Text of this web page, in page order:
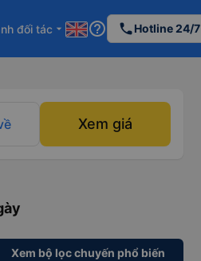
đối tác arrow_drop_down help_outline phoneHotline 24/7
Xem giá
Xem bộ lọc chuyến phổ biến